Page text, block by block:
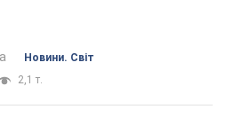
Новини. Світ
2,1 т.